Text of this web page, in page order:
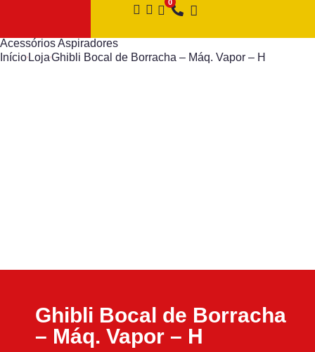
Acessórios Aspiradores
Início LojaGhibli Bocal de Borracha – Máq. Vapor – H
Ghibli Bocal de Borracha
– Máq. Vapor – H